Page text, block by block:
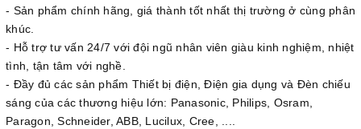
- Sản phẩm chính hãng, giá thành tốt nhất thị trường ở cùng phân
khúc.
- Hỗ trợ tư vấn 24/7 với đội ngũ nhân viên giàu kinh nghiệm, nhiệt
tình, tận tâm với nghề.
- Đầy đủ các sản phẩm Thiết bị điện, Điện gia dụng và Đèn chiếu
sáng của các thương hiệu lớn: Panasonic, Philips, Osram,
Paragon, Schneider, ABB, Lucilux, Cree, ....